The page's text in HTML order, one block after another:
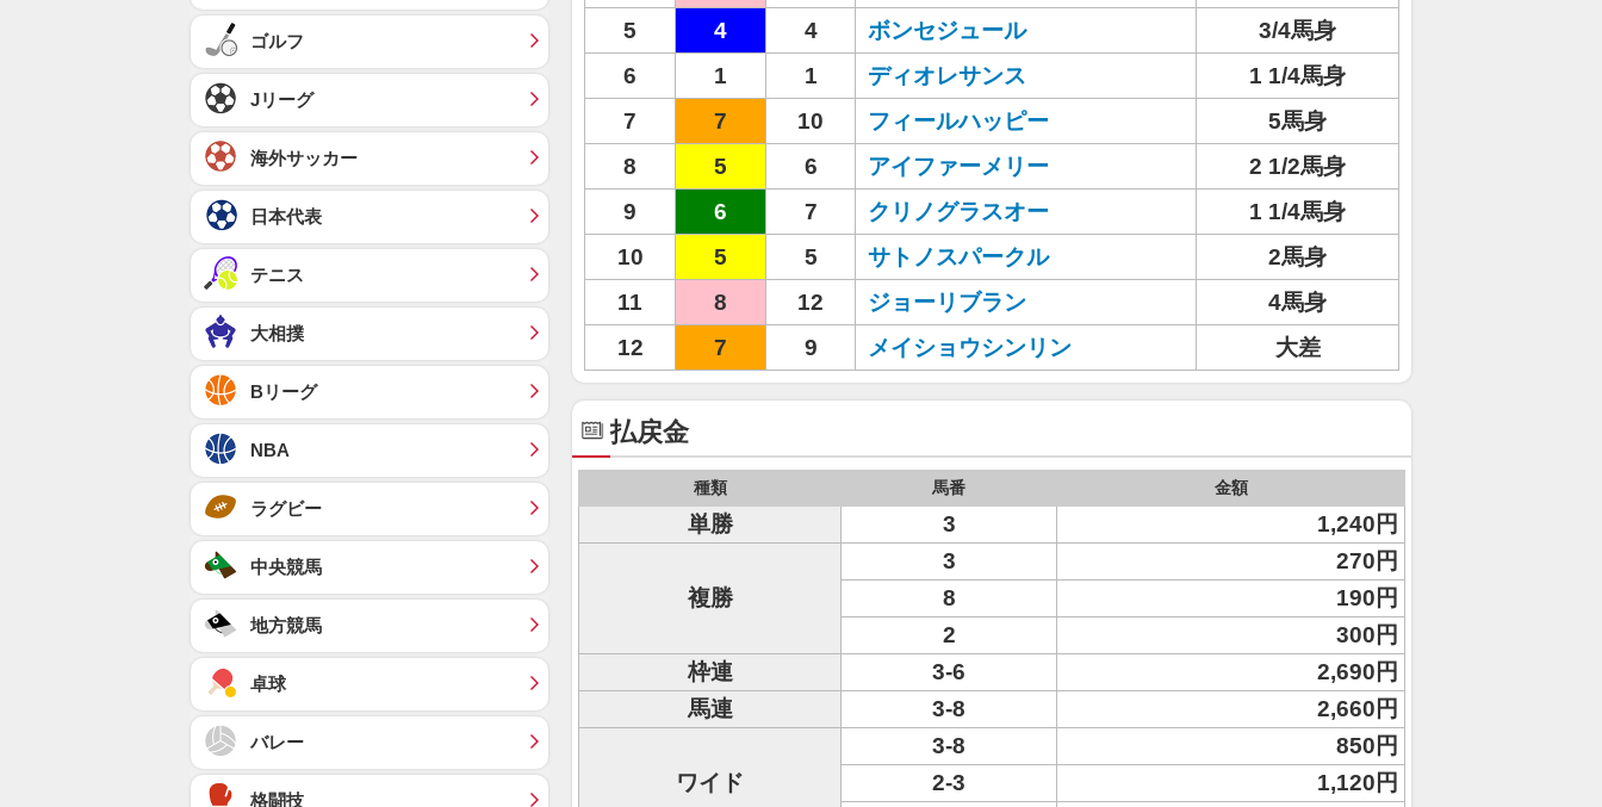
5
4 4 ボンセジュール
3/4馬身
6
1 1 ディオレサンス
1 1/4馬身
7
7 10 フィールハッピー
5馬身
8
5 6 アイファーメリー
2 1/2馬身
9
6 7 クリノグラスオー
1 1/4馬身
10
5 5 サトノスパークル
2馬身
11
8 12 ジョーリブラン
4馬身
12
7 9 メイショウシンリン 大差
払戻金
種類 馬番 金額
単勝 3 1,240円
複勝
3
270円
8
190円
2
300円
枠連
3-6
2,690円
馬連
3-8 2,660円
ワイド
3-8
850円
2-3
1,120円
ゴルフ
Jリーグ
海外サッカー
日本代表
テニス
大相撲
Bリーグ
NBA
ラグビー
中央競馬
地方競馬
卓球
バレー
格闘技